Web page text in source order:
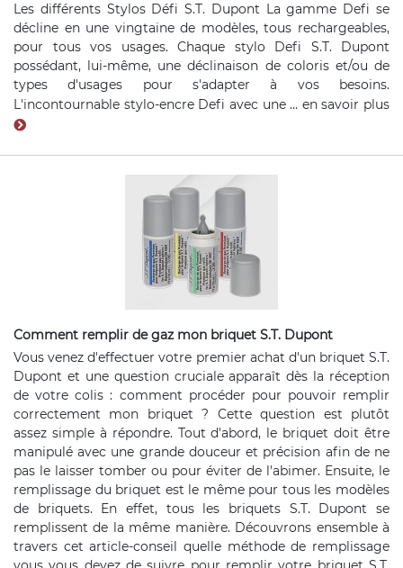
Les différents Stylos Défi S.T. Dupont La gamme Defi se
décline en une vingtaine de modèles, tous rechargeables,
pour tous vos usages. Chaque stylo Defi S.T. Dupont
possédant, lui-même, une déclinaison de coloris et/ou de
types d'usages pour s'adapter à vos besoins.
L'incontournable stylo-encre Defi avec une ... en savoir plus
Comment remplir de gaz mon briquet S.T. Dupont
Vous venez d'effectuer votre premier achat d'un briquet S.T.
Dupont et une question cruciale apparaît dès la réception
de votre colis : comment procéder pour pouvoir remplir
correctement mon briquet ? Cette question est plutôt
assez simple à répondre. Tout d'abord, le briquet doit être
manipulé avec une grande douceur et précision afin de ne
pas le laisser tomber ou pour éviter de l'abimer. Ensuite, le
remplissage du briquet est le même pour tous les modèles
de briquets. En effet, tous les briquets S.T. Dupont se
remplissent de la même manière. Découvrons ensemble à
travers cet article-conseil quelle méthode de remplissage